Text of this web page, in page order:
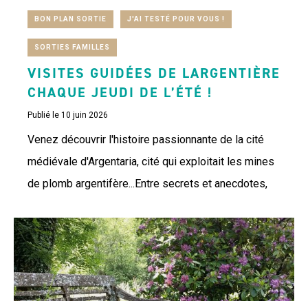
BON PLAN SORTIE J'AI TESTÉ POUR VOUS !
SORTIES FAMILLES
VISITES GUIDÉES DE LARGENTIÈRE
CHAQUE JEUDI DE L’ÉTÉ !
Publié le 10 juin 2026
Venez découvrir l'histoire passionnante de la cité
médiévale d'Argentaria, cité qui exploitait les mines
de plomb argentifère...Entre secrets et anecdotes,